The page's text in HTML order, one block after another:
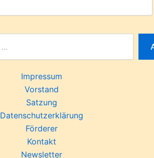
Impressum
Vorstand
Satzung
Datenschutzerklärung
Förderer
Kontakt
Newsletter